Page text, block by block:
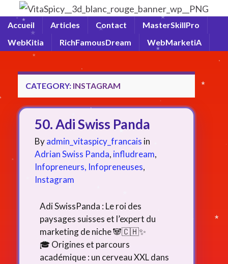
Accueil Articles Contact
MasterSkillPro
WebKitia
RichFamousDream WebMarketiA
CATEGORY: INSTAGRAM
50. Adi Swiss Panda
Byadmin_vitaspicy_francais in
Adrian Swiss Panda, infludream,
Infopreneurs, Infopreneuses,
Instagram
Adi SwissPanda : Le roi des
paysages suisses et l’expert du
marketing de niche 🐼🇨🇭✨
🎓 Origines et parcours
académique : un cerveau XXL dans